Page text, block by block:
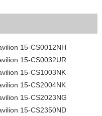
15-CS0012NH
15-CS0032UR
15-CS1003NK
15-CS2004NK
15-CS2023NG
15-CS2350ND